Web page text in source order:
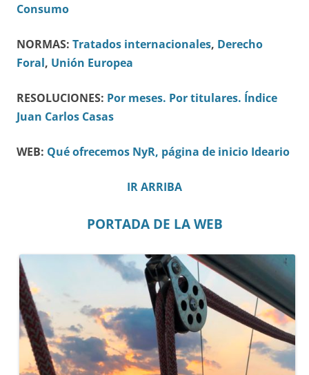
Consumo
NORMAS: Tratados internacionales, Derecho
Foral, Unión Europea
RESOLUCIONES: Por meses. Por titulares. Índice
Juan Carlos Casas
WEB: Qué ofrecemos NyR, página de inicio Ideario
IR ARRIBA
PORTADA DE LA WEB